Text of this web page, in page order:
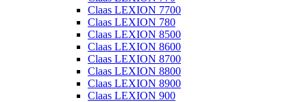
Claas LEXION 7700
Claas LEXION 780
Claas LEXION 8500
Claas LEXION 8600
Claas LEXION 8700
Claas LEXION 8800
Claas LEXION 8900
Claas LEXION 900